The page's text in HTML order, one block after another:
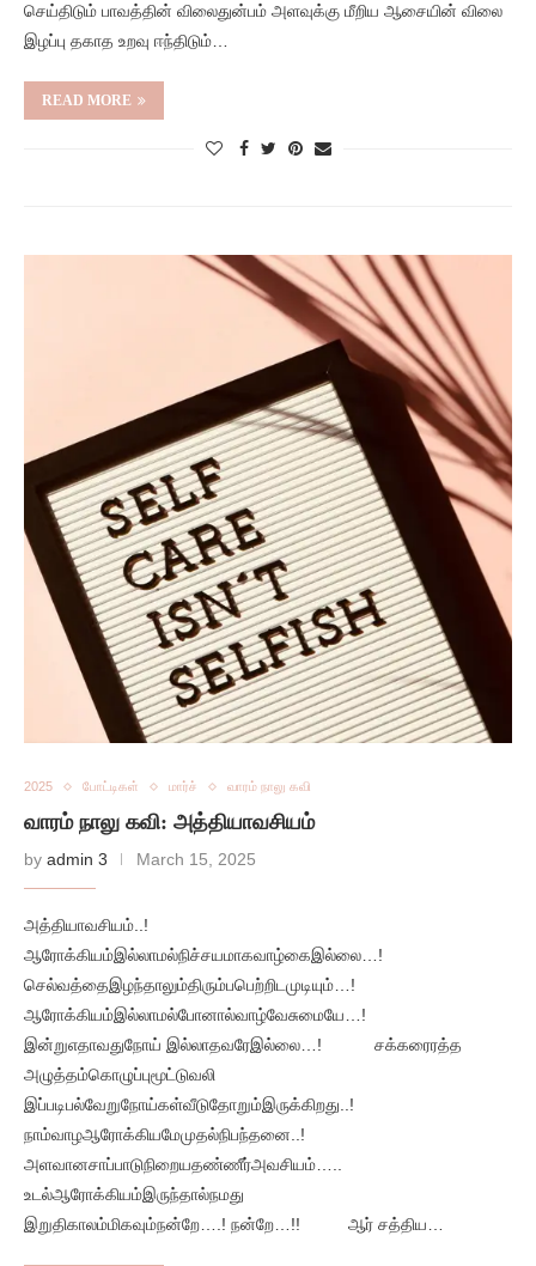
செய்திடும் பாவத்தின் விலைதுன்பம் அளவுக்கு மீறிய ஆசையின் விலை
இழப்பு தகாத உறவு ஈந்திடும்…
READ MORE
2025 போட்டிகள் மார்ச் வாரம் நாலு கவி
வாரம் நாலு கவி: அத்தியாவசியம்
by admin 3 March 15, 2025
அத்தியாவசியம்..!
ஆரோக்கியம்இல்லாமல்நிச்சயமாகவாழ்கைஇல்லை…!
செல்வத்தைஇழந்தாலும்திரும்பபெற்றிடமுடியும்…!
ஆரோக்கியம்இல்லாமல்போனால்வாழ்வேசுமையே…!
இன்றுஎதாவதுநோய் இல்லாதவரேஇல்லை…! சக்கரைரத்த
அழுத்தம்கொழுப்புமூட்டுவலி
இப்படிபல்வேறுநோய்கள்வீடுதோறும்இருக்கிறது..!
நாம்வாழஆரோக்கியமேமுதல்நிபந்தனை..!
அளவானசாப்பாடுநிறையதண்ணீர்அவசியம்…..
உடல்ஆரோக்கியம்இருந்தால்நமது
இறுதிகாலம்மிகவும்நன்றே….! நன்றே…!! ஆர் சத்திய…